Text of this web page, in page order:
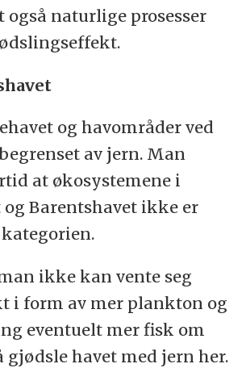
også naturlige prosesser
og havområder ved
av jern. Man
at økosystemene i
Barentshavet ikke er
ikke kan vente seg
i form av mer plankton og
eventuelt mer fisk om
gjødsle havet med jern her.